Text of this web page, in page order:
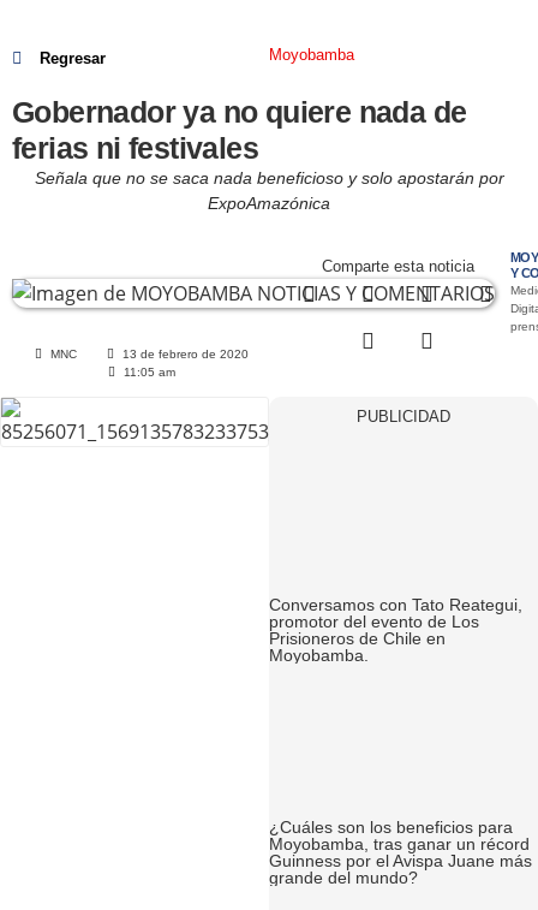
Regresar Moyobamba
Gobernador ya no quiere nada de
ferias ni festivales
Señala que no se saca nada beneficioso y solo apostarán por
ExpoAmazónica
Y
MNC
13 de febrero de 2020
11:05 am
Comparte esta noticia
PUBLICIDAD
Conversamos con Tato Reategui,
promotor del evento de Los
Prisioneros de Chile en
Moyobamba.
¿Cuáles son los beneficios para
Moyobamba, tras ganar un récord
Guinness por el Avispa Juane más
grande del mundo?